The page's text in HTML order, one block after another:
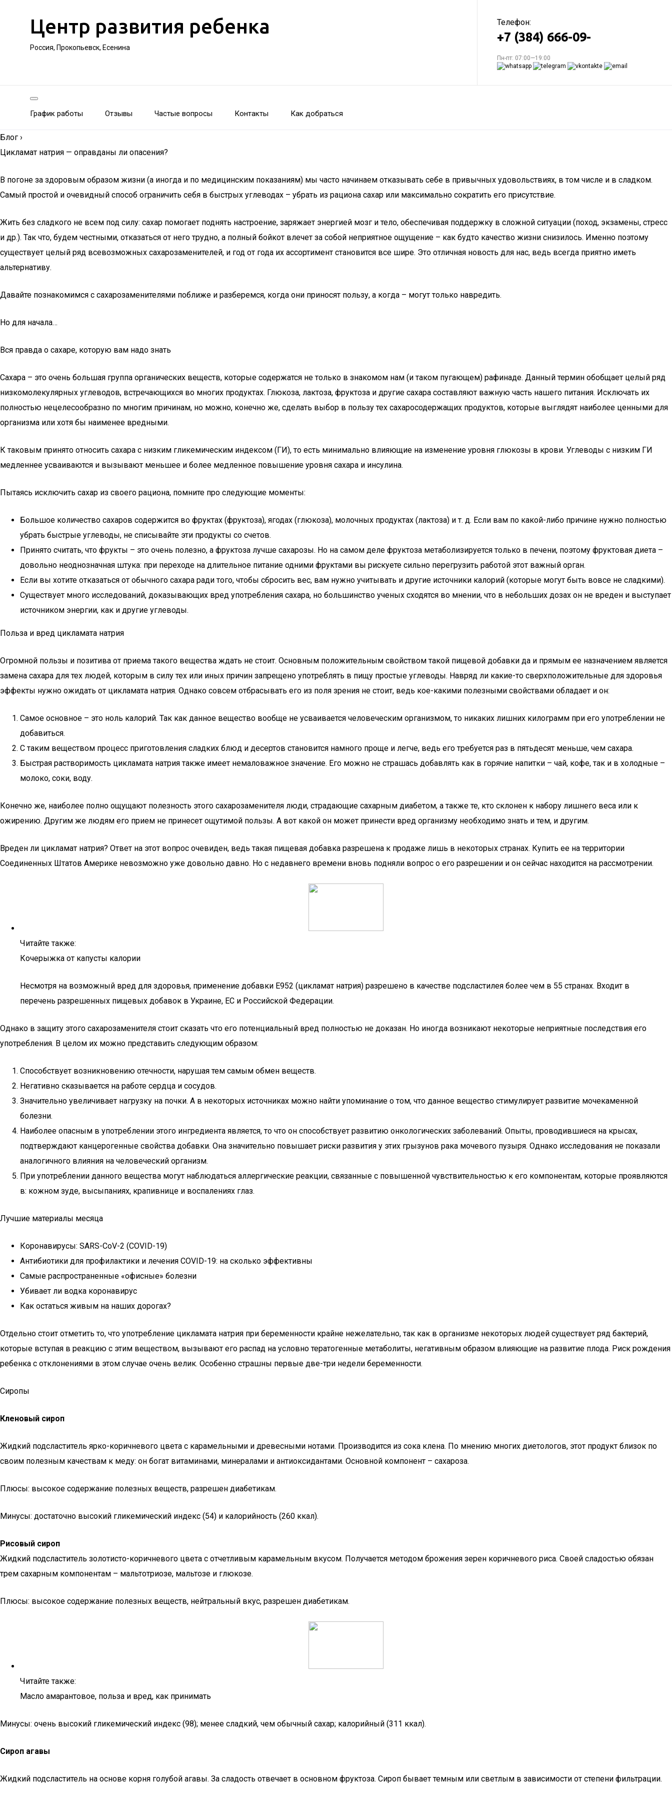
Центр развития ребенка
Россия, Прокопьевск, Есенина
Телефон:
+7 (384) 666-09-
Пн-пт: 07:00—19:00
График работы Отзывы Частые вопросы Контакты Как добраться
Блог ›
Цикламат натрия — оправданы ли опасения?
В погоне за здоровым образом жизни (а иногда и по медицинским показаниям) мы часто начинаем отказывать себе в привычных удовольствиях, в том числе и в сладком.
Самый простой и очевидный способ ограничить себя в быстрых углеводах – убрать из рациона сахар или максимально сократить его присутствие.
Жить без сладкого не всем под силу: сахар помогает поднять настроение, заряжает энергией мозг и тело, обеспечивая поддержку в сложной ситуации (поход, экзамены, стресс
и др.). Так что, будем честными, отказаться от него трудно, а полный бойкот влечет за собой неприятное ощущение – как будто качество жизни снизилось. Именно поэтому
существует целый ряд всевозможных сахарозаменителей, и год от года их ассортимент становится все шире. Это отличная новость для нас, ведь всегда приятно иметь
альтернативу.
Давайте познакомимся с сахарозаменителями поближе и разберемся, когда они приносят пользу, а когда – могут только навредить.
Но для начала…
Вся правда о сахаре, которую вам надо знать
Сахара – это очень большая группа органических веществ, которые содержатся не только в знакомом нам (и таком пугающем) рафинаде. Данный термин обобщает целый ряд
низкомолекулярных углеводов, встречающихся во многих продуктах. Глюкоза, лактоза, фруктоза и другие сахара составляют важную часть нашего питания. Исключать их
полностью нецелесообразно по многим причинам, но можно, конечно же, сделать выбор в пользу тех сахаросодержащих продуктов, которые выглядят наиболее ценными для
организма или хотя бы наименее вредными.
К таковым принято относить сахара с низким гликемическим индексом (ГИ), то есть минимально влияющие на изменение уровня глюкозы в крови. Углеводы с низким ГИ
медленнее усваиваются и вызывают меньшее и более медленное повышение уровня сахара и инсулина.
Пытаясь исключить сахар из своего рациона, помните про следующие моменты:
Большое количество сахаров содержится во фруктах (фруктоза), ягодах (глюкоза), молочных продуктах (лактоза) и т. д. Если вам по какой-либо причине нужно полностью
убрать быстрые углеводы, не списывайте эти продукты со счетов.
Принято считать, что фрукты – это очень полезно, а фруктоза лучше сахарозы. Но на самом деле фруктоза метаболизируется только в печени, поэтому фруктовая диета –
довольно неоднозначная штука: при переходе на длительное питание одними фруктами вы рискуете сильно перегрузить работой этот важный орган.
Если вы хотите отказаться от обычного сахара ради того, чтобы сбросить вес, вам нужно учитывать и другие источники калорий (которые могут быть вовсе не сладкими).
Существует много исследований, доказывающих вред употребления сахара, но большинство ученых сходятся во мнении, что в небольших дозах он не вреден и выступает
источником энергии, как и другие углеводы.
Польза и вред цикламата натрия
Огромной пользы и позитива от приема такого вещества ждать не стоит. Основным положительным свойством такой пищевой добавки да и прямым ее назначением является
замена сахара для тех людей, которым в силу тех или иных причин запрещено употреблять в пищу простые углеводы. Навряд ли какие-то сверхположительные для здоровья
эффекты нужно ожидать от цикламата натрия. Однако совсем отбрасывать его из поля зрения не стоит, ведь кое-какими полезными свойствами обладает и он:
Самое основное – это ноль калорий. Так как данное вещество вообще не усваивается человеческим организмом, то никаких лишних килограмм при его употреблении не
добавиться.
С таким веществом процесс приготовления сладких блюд и десертов становится намного проще и легче, ведь его требуется раз в пятьдесят меньше, чем сахара.
Быстрая растворимость цикламата натрия также имеет немаловажное значение. Его можно не страшась добавлять как в горячие напитки – чай, кофе, так и в холодные –
молоко, соки, воду.
Конечно же, наиболее полно ощущают полезность этого сахарозаменителя люди, страдающие сахарным диабетом, а также те, кто склонен к набору лишнего веса или к
ожирению. Другим же людям его прием не принесет ощутимой пользы. А вот какой он может принести вред организму необходимо знать и тем, и другим.
Вреден ли цикламат натрия? Ответ на этот вопрос очевиден, ведь такая пищевая добавка разрешена к продаже лишь в некоторых странах. Купить ее на территории
Соединенных Штатов Америке невозможно уже довольно давно. Но с недавнего времени вновь подняли вопрос о его разрешении и он сейчас находится на рассмотрении.
Читайте также:
Кочерыжка от капусты калории
Несмотря на возможный вред для здоровья, применение добавки Е952 (цикламат натрия) разрешено в качестве подсластилея более чем в 55 странах. Входит в
перечень разрешенных пищевых добавок в Украине, ЕС и Российской Федерации.
Однако в защиту этого сахарозаменителя стоит сказать что его потенциальный вред полностью не доказан. Но иногда возникают некоторые неприятные последствия его
употребления. В целом их можно представить следующим образом:
Способствует возникновению отечности, нарушая тем самым обмен веществ.
Негативно сказывается на работе сердца и сосудов.
Значительно увеличивает нагрузку на почки. А в некоторых источниках можно найти упоминание о том, что данное вещество стимулирует развитие мочекаменной
болезни.
Наиболее опасным в употреблении этого ингредиента является, то что он способствует развитию онкологических заболеваний. Опыты, проводившиеся на крысах,
подтверждают канцерогенные свойства добавки. Она значительно повышает риски развития у этих грызунов рака мочевого пузыря. Однако исследования не показали
аналогичного влияния на человеческий организм.
При употреблении данного вещества могут наблюдаться аллергические реакции, связанные с повышенной чувствительностью к его компонентам, которые проявляются
в: кожном зуде, высыпаниях, крапивнице и воспалениях глаз.
Лучшие материалы месяца
Коронавирусы: SARS-CoV-2 (COVID-19)
Антибиотики для профилактики и лечения COVID-19: на сколько эффективны
Самые распространенные «офисные» болезни
Убивает ли водка коронавирус
Как остаться живым на наших дорогах?
Отдельно стоит отметить то, что употребление цикламата натрия при беременности крайне нежелательно, так как в организме некоторых людей существует ряд бактерий,
которые вступая в реакцию с этим веществом, вызывают его распад на условно тератогенные метаболиты, негативным образом влияющие на развитие плода. Риск рождения
ребенка с отклонениями в этом случае очень велик. Особенно страшны первые две-три недели беременности.
Сиропы
Кленовый сироп
Жидкий подсластитель ярко-коричневого цвета с карамельными и древесными нотами. Производится из сока клена. По мнению многих диетологов, этот продукт близок по
своим полезным качествам к меду: он богат витаминами, минералами и антиоксидантами. Основной компонент – сахароза.
Плюсы: высокое содержание полезных веществ, разрешен диабетикам.
Минусы: достаточно высокий гликемический индекс (54) и калорийность (260 ккал).
Рисовый сироп
Жидкий подсластитель золотисто-коричневого цвета с отчетливым карамельным вкусом. Получается методом брожения зерен коричневого риса. Своей сладостью обязан
трем сахарным компонентам – мальтотриозе, мальтозе и глюкозе.
Плюсы: высокое содержание полезных веществ, нейтральный вкус, разрешен диабетикам.
Читайте также:
Масло амарантовое, польза и вред, как принимать
Минусы: очень высокий гликемический индекс (98); менее сладкий, чем обычный сахар; калорийный (311 ккал).
Сироп агавы
Жидкий подсластитель на основе корня голубой агавы. За сладость отвечает в основном фруктоза. Сироп бывает темным или светлым в зависимости от степени фильтрации.